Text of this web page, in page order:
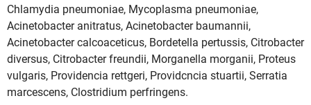
Chlamydia pneumoniae, Mycoplasma pneumoniae,
Acinetobacter anitratus, Acinetobacter baumannii,
Acinetobacter calcoaceticus, Bordetella pertussis, Citrobacter
diversus, Citrobacter freundii, Morganella morganii, Proteus
vulgaris, Providencia rettgeri, Providcncia stuartii, Serratia
marcescens, Clostridium perfringens.